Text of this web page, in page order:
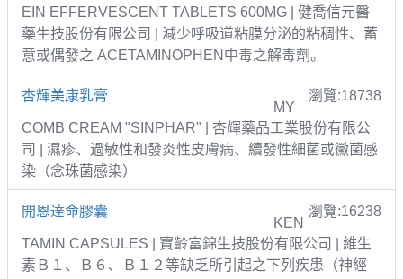
EIN EFFERVESCENT TABLETS 600MG | 健喬信元醫
藥生技股份有限公司 | 減少呼吸道粘膜分泌的粘稠性、蓄
意或偶發之 ACETAMINOPHEN中毒之解毒劑。
杏輝美康乳膏 瀏覽:18738
MY
COMB CREAM "SINPHAR" | 杏輝藥品工業股份有限公
司 | 濕疹、過敏性和發炎性皮膚病、續發性細菌或黴菌感
染（念珠菌感染）
開恩達命膠囊 瀏覽:16238
KEN
TAMIN CAPSULES | 寶齡富錦生技股份有限公司 | 維生
素Ｂ１、Ｂ６、Ｂ１２等缺乏所引起之下列疾患（神經